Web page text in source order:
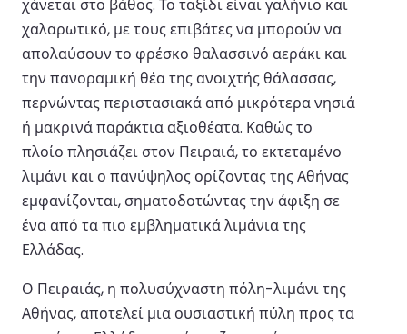
χάνεται στο βάθος. Το ταξίδι είναι γαλήνιο και
χαλαρωτικό, με τους επιβάτες να μπορούν να
απολαύσουν το φρέσκο θαλασσινό αεράκι και
την πανοραμική θέα της ανοιχτής θάλασσας,
περνώντας περιστασιακά από μικρότερα νησιά
ή μακρινά παράκτια αξιοθέατα. Καθώς το
πλοίο πλησιάζει στον Πειραιά, το εκτεταμένο
λιμάνι και ο πανύψηλος ορίζοντας της Αθήνας
εμφανίζονται, σηματοδοτώντας την άφιξη σε
ένα από τα πιο εμβληματικά λιμάνια της
Ελλάδας.
Ο Πειραιάς, η πολυσύχναστη πόλη-λιμάνι της
Αθήνας, αποτελεί μια ουσιαστική πύλη προς τα